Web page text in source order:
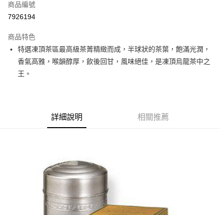
街口支付
Google Pay
全盈+PAY
大哥付你分期
2.付款方式選擇「大哥付你分期」，訂單成立後會自動跳轉到大哥付的交易
流程，驗證手機門號後，選擇欲分期的期數、繳款截止日，確認付款後即完
消。如遇「轉專審核」未通過狀況，表示未達大哥付你分期系統評分，恕無
法說明評估內容。
【繳款方式說明】
1.分期款項不併入電信帳單，「大哥付你分期」於每月結算日後寄送繳費提
2.透過簡訊連結打開帳單後，可選擇「超商條碼／台灣大直營門市／銀行轉
２．便利：只要手機號碼，簡訊認證，即可結帳。
３．安心：先確認商品／服務後，再付款。
【「AFTEE先享後付」結帳流程】
１．於結帳方式選擇「AFTEE先享後付」後，將跳轉至「AFTEE先享後付」
結帳頁面，進行簡訊認證並確認金額後，即可完成結帳。
付款後全家取貨
每筆NT$70，滿NT$899(含以上)免運費
付款後7-11取貨
商品編號
7926194
商品特色
特選凍頂茶區最高級茶菁精緻而成，半球狀的茶葉，飽滿光潤，
香氣高雅，喉韻醇厚，飲後回甘，風味絕佳，是凍頂烏龍茶中之
王。
詳細說明 相關推薦